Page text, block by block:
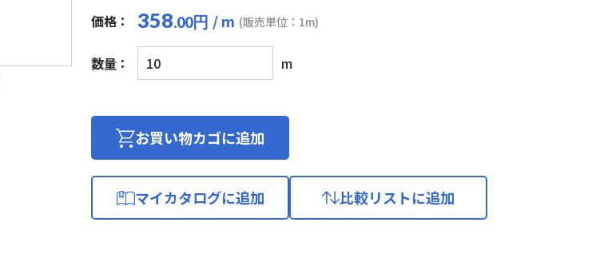
価格： 358.00円 / m (販売単位：1m)
数量：
着
色
別
m
お買い物カゴに追加
マイカタログに追加 比較リストに追加